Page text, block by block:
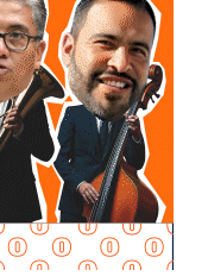
como si
periodístico, usan
comprobar.Ellos
sin honor,todos
que esascañerías
favoritos y sus
subrayado y en
crean)
que las personas
demás medidas de
estatal.
explicó que
incrementar
otros usuarios
pueden ser
particularmente